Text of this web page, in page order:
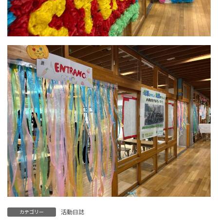
カテゴリー 活動日誌